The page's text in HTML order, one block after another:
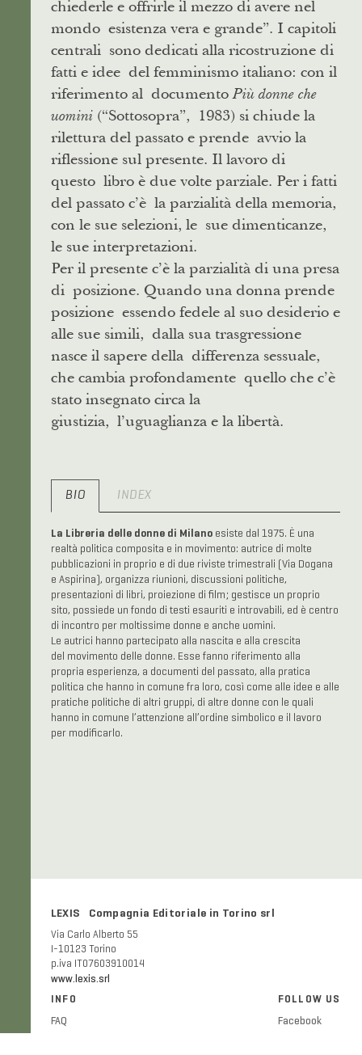
chiederle e offrirle il mezzo di avere nel
mondo esistenza vera e grande”. I capitoli
centrali sono dedicati alla ricostruzione di
fatti e idee del femminismo italiano: con il
riferimento al documentoPiù donne che
uomini (“Sottosopra”, 1983) si chiude la
rilettura del passato e prende avvio la
riflessione sul presente. Il lavoro di
questo libro è due volte parziale. Per i fatti
del passato c’è la parzialità della memoria,
con le sue selezioni, le sue dimenticanze,
le sue interpretazioni.
Per il presente c’è la parzialità di una presa
di posizione. Quando una donna prende
posizione essendo fedele al suo desiderio e
alle sue simili, dalla sua trasgressione
nasce il sapere della differenza sessuale,
che cambia profondamente quello che c’è
stato insegnato circa la
giustizia, l’uguaglianza e la libertà.
BIO INDEX
La Libreria delle donne di Milanoesiste dal 1975. È una
realtà politica composita e in movimento: autrice di molte
pubblicazioni in proprio e di due riviste trimestrali (Via Dogana
e Aspirina), organizza riunioni, discussioni politiche,
presentazioni di libri, proiezione di film; gestisce un proprio
sito, possiede un fondo di testi esauriti e introvabili, ed è centro
di incontro per moltissime donne e anche uomini.
Le autrici hanno partecipato alla nascita e alla crescita
del movimento delle donne. Esse fanno riferimento alla
propria esperienza, a documenti del passato, alla pratica
politica che hanno in comune fra loro, così come alle idee e alle
pratiche politiche di altri gruppi, di altre donne con le quali
hanno in comune l’attenzione all’ordine simbolico e il lavoro
per modificarlo.
LEXIS Compagnia Editoriale in Torino srl
Via Carlo Alberto 55
I-10123 Torino
p.iva IT07603910014
www.lexis.srl
INFO
FAQ
FOLLOW US
Facebook